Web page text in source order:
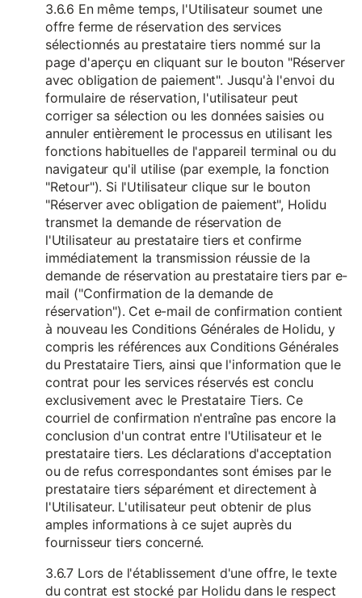
3.6.6 En même temps, l'Utilisateur soumet une
offre ferme de réservation des services
sélectionnés au prestataire tiers nommé sur la
page d'aperçu en cliquant sur le bouton "Réserver
avec obligation de paiement". Jusqu'à l'envoi du
formulaire de réservation, l'utilisateur peut
corriger sa sélection ou les données saisies ou
annuler entièrement le processus en utilisant les
fonctions habituelles de l'appareil terminal ou du
navigateur qu'il utilise (par exemple, la fonction
"Retour"). Si l'Utilisateur clique sur le bouton
"Réserver avec obligation de paiement", Holidu
transmet la demande de réservation de
l'Utilisateur au prestataire tiers et confirme
immédiatement la transmission réussie de la
demande de réservation au prestataire tiers par e-
mail ("Confirmation de la demande de
réservation"). Cet e-mail de confirmation contient
à nouveau les Conditions Générales de Holidu, y
compris les références aux Conditions Générales
du Prestataire Tiers, ainsi que l'information que le
contrat pour les services réservés est conclu
exclusivement avec le Prestataire Tiers. Ce
courriel de confirmation n'entraîne pas encore la
conclusion d'un contrat entre l'Utilisateur et le
prestataire tiers. Les déclarations d'acceptation
ou de refus correspondantes sont émises par le
prestataire tiers séparément et directement à
l'Utilisateur. L'utilisateur peut obtenir de plus
amples informations à ce sujet auprès du
fournisseur tiers concerné.
3.6.7 Lors de l'établissement d'une offre, le texte
du contrat est stocké par Holidu dans le respect